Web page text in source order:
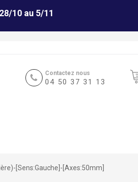
10 au 5/11
Contactez nous
04 50 37 31 13
[Sens:Gauche]-[Axes:50mm]